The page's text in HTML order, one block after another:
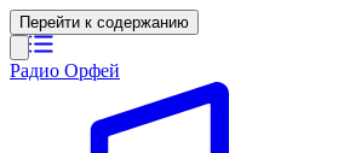
Перейти к содержанию
Радио Орфей